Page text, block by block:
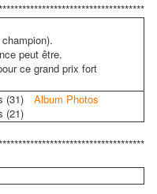
peut être.
ce grand prix fort
Album Photos